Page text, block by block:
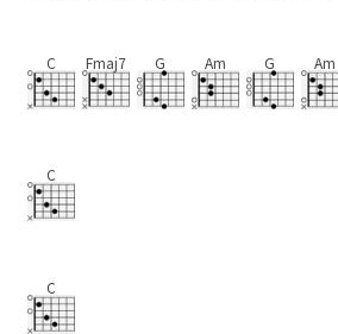
C Fmaj7 G Am G Am
C
C